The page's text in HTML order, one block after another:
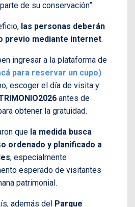
de su conservación”.
las personas deberán
previo mediante internet.
ingresar a la plataforma de
para reservar un cupo)
escoger el día de visita y
antes de
obtener la gratuidad.
que la medida busca
ordenado y planificado a
, especialmente
esperado de visitantes
patrimonial.
además del Parque